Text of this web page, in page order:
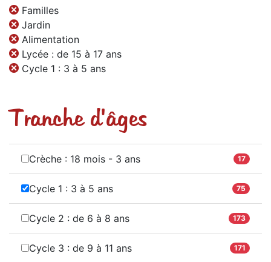
Familles
Jardin
Alimentation
Lycée : de 15 à 17 ans
Cycle 1 : 3 à 5 ans
Tranche d'âges
Crèche : 18 mois - 3 ans 17
Cycle 1 : 3 à 5 ans 75
Cycle 2 : de 6 à 8 ans 173
Cycle 3 : de 9 à 11 ans 171